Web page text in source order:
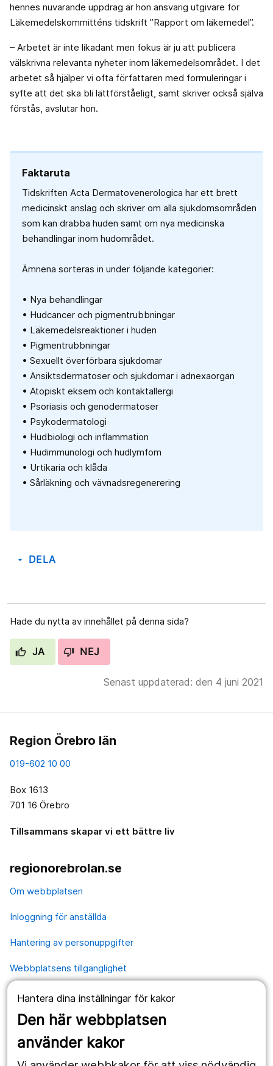
Hantera dina inställningar för kakor
Den här webbplatsen
använder kakor
hennes nuvarande uppdrag är hon ansvarig utgivare för
Läkemedelskommitténs tidskrift ”Rapport om läkemedel”.
– Arbetet är inte likadant men fokus är ju att publicera
välskrivna relevanta nyheter inom läkemedelsområdet. I det
arbetet så hjälper vi ofta författaren med formuleringar i
syfte att det ska bli lättförståeligt, samt skriver också själva
förstås, avslutar hon.
Faktaruta
Tidskriften Acta Dermatovenerologica har ett brett
medicinskt anslag och skriver om alla sjukdomsområden
som kan drabba huden samt om nya medicinska
behandlingar inom hudområdet.
Ämnena sorteras in under följande kategorier:
• Nya behandlingar
• Hudcancer och pigmentrubbningar
• Läkemedelsreaktioner i huden
• Pigmentrubbningar
• Sexuellt överförbara sjukdomar
• Ansiktsdermatoser och sjukdomar i adnexaorgan
• Atopiskt eksem och kontaktallergi
• Psoriasis och genodermatoser
• Psykodermatologi
• Hudbiologi och inflammation
• Hudimmunologi och hudlymfom
• Urtikaria och klåda
• Sårläkning och vävnadsregenerering
arrow_drop_down DELA
Hade du nytta av innehållet på denna sida?
JA NEJ
Senast uppdaterad: den 4 juni 2021
Region Örebro län
019-602 10 00
Box 1613
701 16 Örebro
Tillsammans skapar vi ett bättre liv
regionorebrolan.se
Om webbplatsen
Inloggning för anställda
Hantering av personuppgifter
Webbplatsens tillgänglighet
Våra webbplatser
1177.se